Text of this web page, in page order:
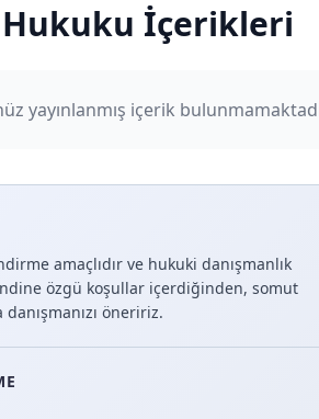
İçerikleri
yayınlanmış içerik
amaçlıdır ve hukuki danışmanlık
özgü koşullar içerdiğinden, somut
öneririz.